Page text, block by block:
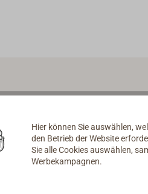
Hier können Sie auswählen,
den Betrieb der Website
Sie alle Cookies auswählen,
Werbekampagnen.